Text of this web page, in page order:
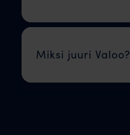
Miksi juuri Valoo?